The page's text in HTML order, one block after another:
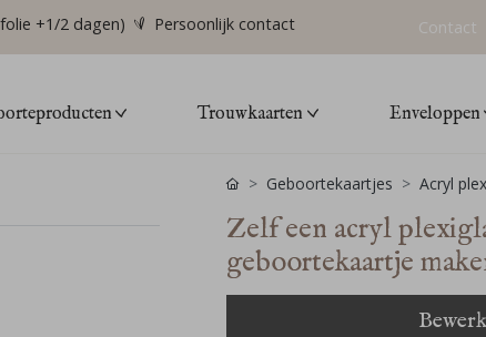
+1/2 dagen) Persoonlijk contact Contact
Trouwkaarten Enveloppen
Geboortekaartjes Acryl
Zelf een acryl
geboortekaartje